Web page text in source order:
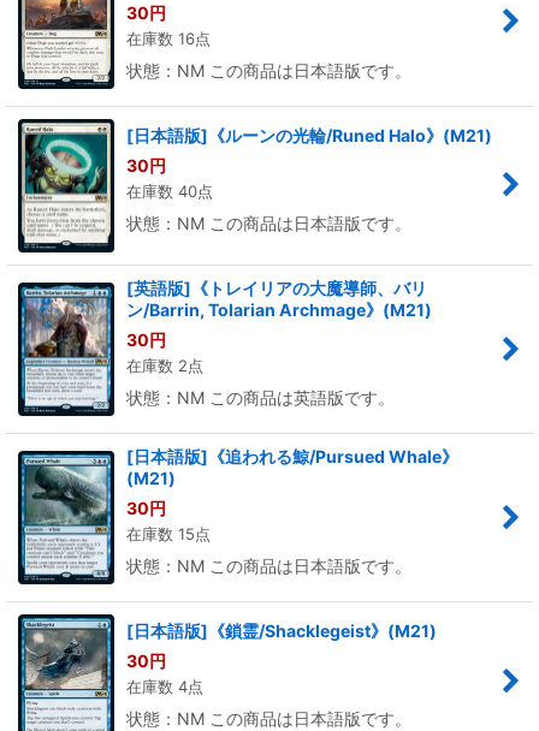
30円
在庫数 16点
状態：NM この商品は日本語版です。
[日本語版]《ルーンの光輪/Runed Halo》(M21)
30円
在庫数 40点
状態：NM この商品は日本語版です。
[英語版]《トレイリアの大魔導師、バリ
ン/Barrin, Tolarian Archmage》(M21)
30円
在庫数 2点
状態：NM この商品は英語版です。
[日本語版]《追われる鯨/Pursued Whale》
(M21)
30円
在庫数 15点
状態：NM この商品は日本語版です。
[日本語版]《鎖霊/Shacklegeist》(M21)
30円
在庫数 4点
状態：NM この商品は日本語版です。